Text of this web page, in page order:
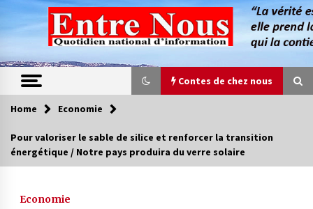
content
Contes de chez nous
Contes de chez nous
Quand la mère n’est plus là (17e partie)
Home Economie
Pour valoriser le sable de silice et renforcer la transition
énergétique / Notre pays produira du verre solaire
Economie